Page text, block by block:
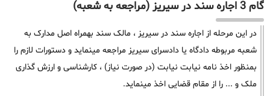
گام 3 اجاره سند در سیریز (مراجعه به شعبه)
در این مرحله از اجاره سند در سیریز ، مالک سند بهمراه اصل مدارک به
شعبه مربوطه دادگاه یا دادسرای سیریز مراجعه مینماید و دستورات لازم را
بمنظور اخذ نامه نیابت نیابت (در صورت نیاز) ، کارشناسی و ارزش گذاری
ملک و ... را از مقام قضایی اخذ مینماید.